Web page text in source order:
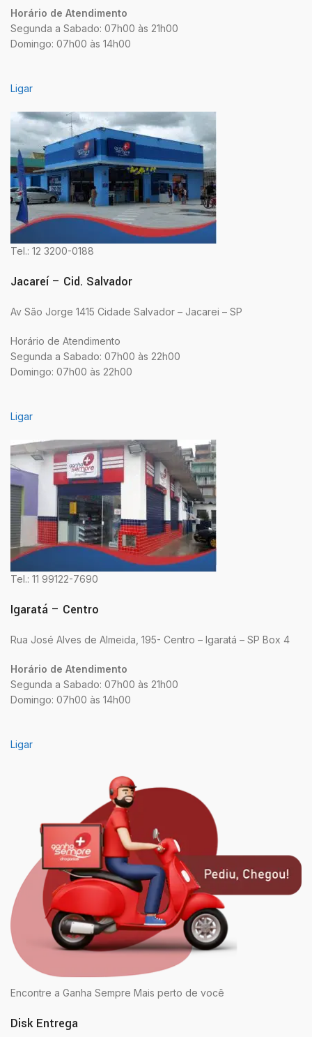
Horário de Atendimento
Segunda a Sabado: 07h00 às 21h00
Domingo: 07h00 às 14h00
Ligar
Tel.: 12 3200-0188
Jacareí – Cid. Salvador
Av São Jorge 1415 Cidade Salvador – Jacarei – SP
Horário de Atendimento
Segunda a Sabado: 07h00 às 22h00
Domingo: 07h00 às 22h00
Ligar
Tel.: 11 99122-7690
Igaratá – Centro
Rua José Alves de Almeida, 195- Centro – Igaratá – SP Box 4
Horário de Atendimento
Segunda a Sabado: 07h00 às 21h00
Domingo: 07h00 às 14h00
Ligar
Encontre a Ganha Sempre Mais perto de você
Disk Entrega